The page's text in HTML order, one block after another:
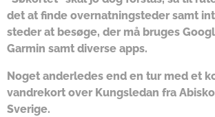
det at finde overnatningsteder samt
steder at besøge, der må bruges
Garmin samt diverse apps.
Noget anderledes end en tur med et
vandrekort over Kungsledan fra
Sverige.